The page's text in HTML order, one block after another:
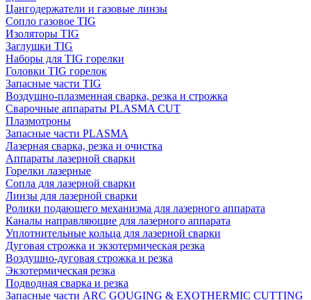
Цангодержатели и газовые линзы
Сопло газовое TIG
Изоляторы TIG
Заглушки TIG
Наборы для TIG горелки
Головки TIG горелок
Запасные части TIG
Воздушно-плазменная сварка, резка и строжка
Сварочные аппараты PLASMA CUT
Плазмотроны
Запасные части PLASMA
Лазерная сварка, резка и очистка
Аппараты лазерной сварки
Горелки лазерные
Сопла для лазерной сварки
Линзы для лазерной сварки
Ролики подающего механизма для лазерного аппарата
Каналы направляющие для лазерного аппарата
Уплотнительные кольца для лазерной сварки
Дуговая строжка и экзотермическая резка
Воздушно-дуговая строжка и резка
Экзотермическая резка
Подводная сварка и резка
Запасные части ARC GOUGING & EXOTHERMIC CUTTING